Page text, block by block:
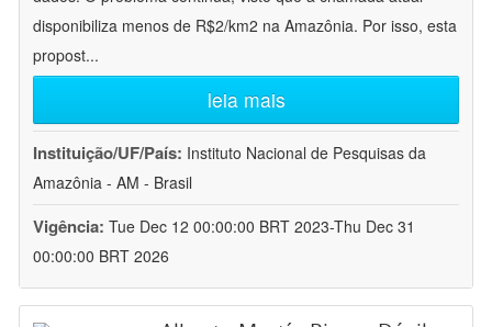
disponibiliza menos de R$2/km2 na Amazônia. Por isso, esta
propost...
leia mais
Instituição/UF/País: Instituto Nacional de Pesquisas da
Amazônia - AM - Brasil
Vigência: Tue Dec 12 00:00:00 BRT 2023-Thu Dec 31
00:00:00 BRT 2026